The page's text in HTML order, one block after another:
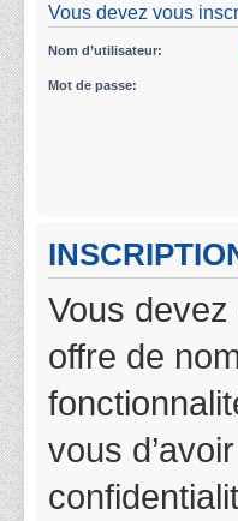
Vous devez vous
Nom d’utilisateur:
Mot de passe:
Vous
offre de
vous